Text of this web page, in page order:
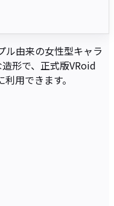
ル由来の女性型キャラ
形で、正式版VRoid
用できます。